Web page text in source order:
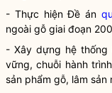
- Thực hiện Đề án
ngoài gỗ giai đoạn
- Xây dựng hệ thống
vững, chuỗi hành
sản phẩm gỗ, lâm sản